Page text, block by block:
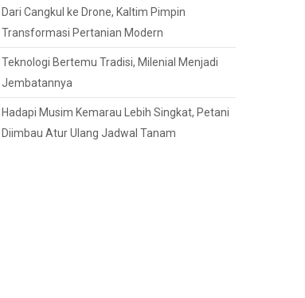
Dari Cangkul ke Drone, Kaltim Pimpin
Transformasi Pertanian Modern
Teknologi Bertemu Tradisi, Milenial Menjadi
Jembatannya
Hadapi Musim Kemarau Lebih Singkat, Petani
Diimbau Atur Ulang Jadwal Tanam